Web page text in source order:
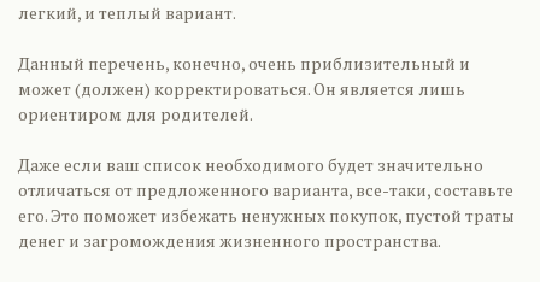
легкий, и теплый вариант.
Данный перечень, конечно, очень приблизительный и
может (должен) корректироваться. Он является лишь
ориентиром для родителей.
Даже если ваш список необходимого будет значительно
отличаться от предложенного варианта, все-таки, составьте
его. Это поможет избежать ненужных покупок, пустой траты
денег и загромождения жизненного пространства.